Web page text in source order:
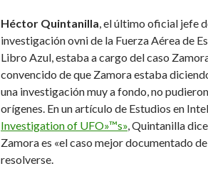
Héctor Quintanilla, el último oficial jefe
investigación ovni de la Fuerza Aérea de
Libro Azul, estaba a cargo del caso
convencido de que Zamora estaba
una investigación muy a fondo, no
orígenes. En un artículo de Estudios en
Investigation of UFO»™s», Quintanilla
Zamora es «el caso mejor documentado
resolverse.